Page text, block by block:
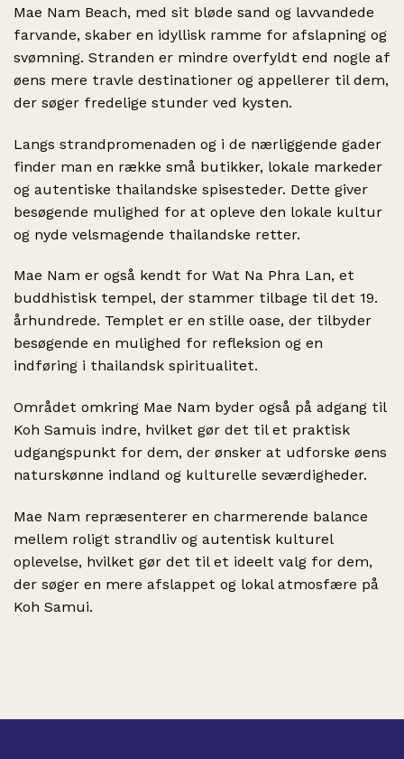
Mae Nam Beach, med sit bløde sand og lavvandede
farvande, skaber en idyllisk ramme for afslapning og
svømning. Stranden er mindre overfyldt end nogle af
øens mere travle destinationer og appellerer til dem,
der søger fredelige stunder ved kysten.
Langs strandpromenaden og i de nærliggende gader
finder man en række små butikker, lokale markeder
og autentiske thailandske spisesteder. Dette giver
besøgende mulighed for at opleve den lokale kultur
og nyde velsmagende thailandske retter.
Mae Nam er også kendt for Wat Na Phra Lan, et
buddhistisk tempel, der stammer tilbage til det 19.
århundrede. Templet er en stille oase, der tilbyder
besøgende en mulighed for refleksion og en
indføring i thailandsk spiritualitet.
Området omkring Mae Nam byder også på adgang til
Koh Samuis indre, hvilket gør det til et praktisk
udgangspunkt for dem, der ønsker at udforske øens
naturskønne indland og kulturelle seværdigheder.
Mae Nam repræsenterer en charmerende balance
mellem roligt strandliv og autentisk kulturel
oplevelse, hvilket gør det til et ideelt valg for dem,
der søger en mere afslappet og lokal atmosfære på
Koh Samui.